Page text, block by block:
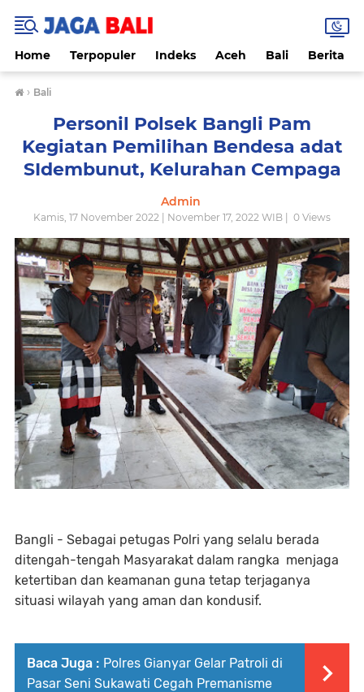
Home Terpopuler Indeks Aceh Bali Berita
› Bali
Personil Polsek Bangli Pam
Kegiatan Pemilihan Bendesa adat
SIdembunut, Kelurahan Cempaga
Admin
Kamis, 17 November 2022 | November 17, 2022 WIB | 0 Views
Bangli - Sebagai petugas Polri yang selalu berada
ditengah-tengah Masyarakat dalam rangka menjaga
ketertiban dan keamanan guna tetap terjaganya
situasi wilayah yang aman dan kondusif.
Baca Juga : Polres Gianyar Gelar Patroli di
Pasar Seni Sukawati Cegah Premanisme